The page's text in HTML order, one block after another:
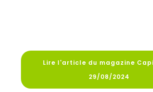
Lire l'article du magazine
29/08/2024